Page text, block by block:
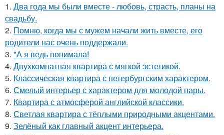
1. Два года мы были вместе - любовь, страсть, планы на
свадьбу.
2. Помню, когда мы с мужем начали жить вместе, его
родители нас очень поддержали.
3. "А я ведь понимала!
4. Двухкомнатная квартира с мягкой эстетикой.
5. Классическая квартира с петербургским характером.
6. Смелый интерьер с характером для молодой пары.
7. Квартира с атмосферой английской классики.
8. Светлая квартира с тёплыми природными акцентами.
9. Зелёный как главный акцент интерьера.